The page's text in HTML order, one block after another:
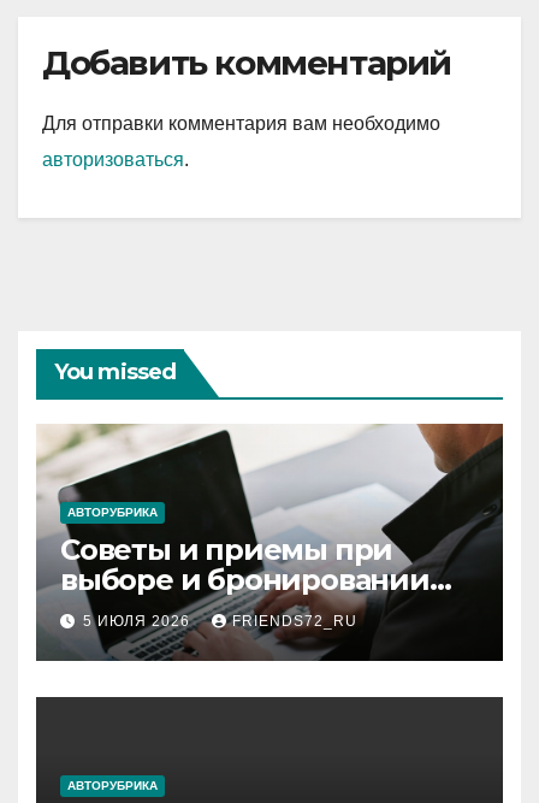
Добавить комментарий
Для отправки комментария вам необходимо
авторизоваться.
You missed
АВТОРУБРИКА
Советы и приемы при
выборе и бронировании
авиабилетов
5 ИЮЛЯ 2026 FRIENDS72_RU
АВТОРУБРИКА